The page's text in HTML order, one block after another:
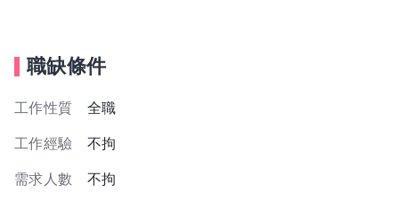
職缺條件
工作性質 全職
工作經驗 不拘
需求人數 不拘